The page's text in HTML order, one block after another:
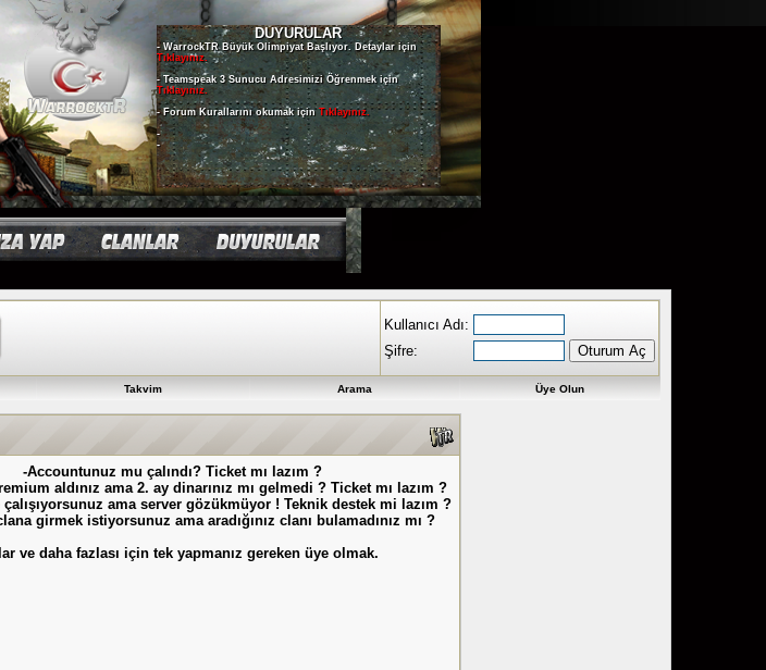
DUYURULAR
- WarrockTR Büyük Olimpiyat Başlıyor. Detaylar için
Tıklayınız.
- Teamspeak 3 Sunucu Adresimizi Öğrenmek için
Tıklayınız.
- Forum Kurallarını okumak için Tıklayınız.
-
-
Kullanıcı Adı:
Şifre:
Takvim Arama Üye Olun
-Accountunuz mu çalındı? Ticket mı lazım ?
aldınız ama 2. ay dinarınız mı gelmedi ? Ticket mı lazım ?
ama server gözükmüyor ! Teknik destek mi lazım ?
girmek istiyorsunuz ama aradığınız clanı bulamadınız mı ?
ve daha fazlası için tek yapmanız gereken üye olmak.